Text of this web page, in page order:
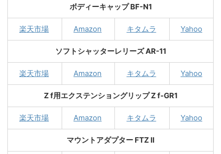
ボディーキャップ BF-N1
楽天市場 Amazon キタムラ Yahoo
ソフトシャッターレリーズ AR-11
楽天市場 Amazon キタムラ Yahoo
Z f用エクステンショングリップ Z f-GR1
楽天市場 Amazon キタムラ Yahoo
マウントアダプター FTZ II